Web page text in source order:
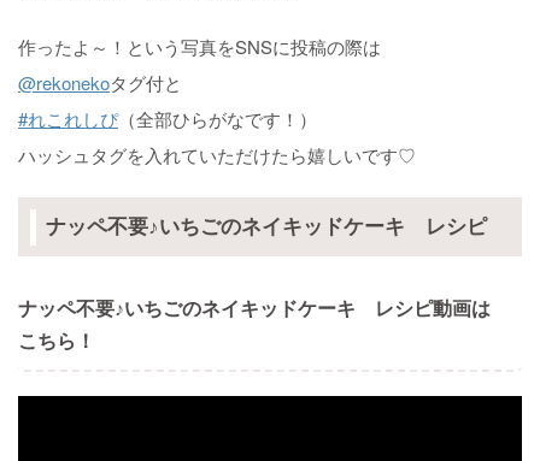
作ったよ～！という写真をSNSに投稿の際は
@rekonekoタグ付と
#れこれしぴ（全部ひらがなです！）
ハッシュタグを入れていただけたら嬉しいです♡
ナッペ不要♪いちごのネイキッドケーキ レシピ
ナッペ不要♪いちごのネイキッドケーキ レシピ動画は
こちら！